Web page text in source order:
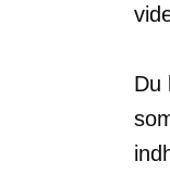
Du